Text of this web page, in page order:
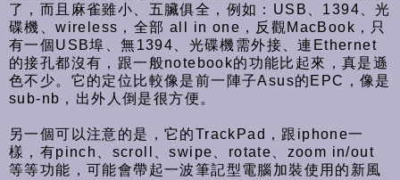
了，而且麻雀雖小、五臟俱全，例如：USB、1394、光
碟機、wireless，全部 all in one，反觀MacBook，只
有一個USB埠、無1394、光碟機需外接、連Ethernet
的接孔都沒有，跟一般notebook的功能比起來，真是遜
色不少。它的定位比較像是前一陣子Asus的EPC，像是
sub-nb，出外人倒是很方便。
另一個可以注意的是，它的TrackPad，跟iphone一
樣，有pinch、scroll、swipe、rotate、zoom in/out
等等功能，可能會帶起一波筆記型電腦加裝使用的新風